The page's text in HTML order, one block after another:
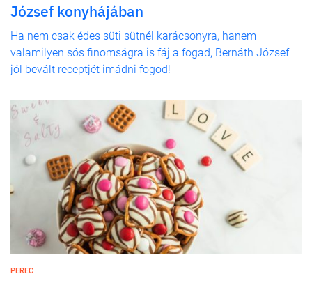
József konyhájában
Ha nem csak édes süti sütnél karácsonyra, hanem
valamilyen sós finomságra is fáj a fogad, Bernáth József
jól bevált receptjét imádni fogod!
PEREC